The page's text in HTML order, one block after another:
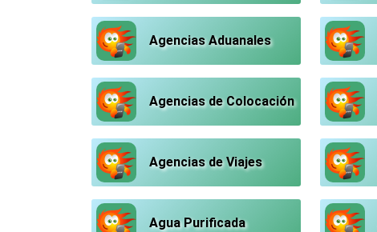
Agencias Aduanales
Agencias de Colocación
Agencias de Viajes
Agua Purificada